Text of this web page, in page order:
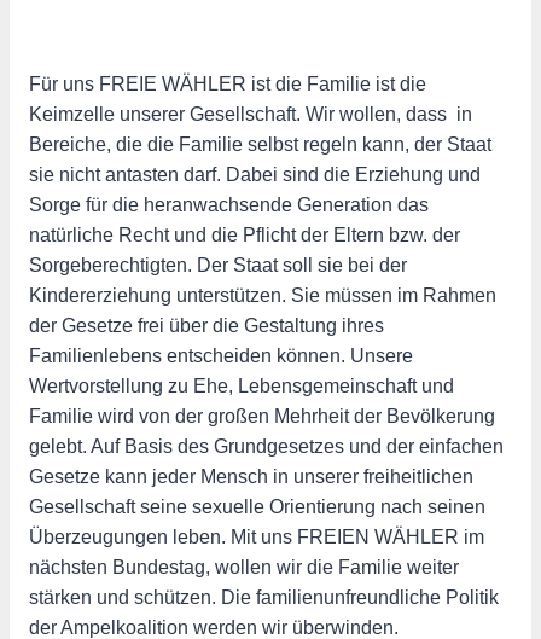
Für uns FREIE WÄHLER ist die Familie ist die
Keimzelle unserer Gesellschaft. Wir wollen, dass in
Bereiche, die die Familie selbst regeln kann, der Staat
sie nicht antasten darf. Dabei sind die Erziehung und
Sorge für die heranwachsende Generation das
natürliche Recht und die Pflicht der Eltern bzw. der
Sorgeberechtigten. Der Staat soll sie bei der
Kindererziehung unterstützen. Sie müssen im Rahmen
der Gesetze frei über die Gestaltung ihres
Familienlebens entscheiden können. Unsere
Wertvorstellung zu Ehe, Lebensgemeinschaft und
Familie wird von der großen Mehrheit der Bevölkerung
gelebt. Auf Basis des Grundgesetzes und der einfachen
Gesetze kann jeder Mensch in unserer freiheitlichen
Gesellschaft seine sexuelle Orientierung nach seinen
Überzeugungen leben. Mit uns FREIEN WÄHLER im
nächsten Bundestag, wollen wir die Familie weiter
stärken und schützen. Die familienunfreundliche Politik
der Ampelkoalition werden wir überwinden.